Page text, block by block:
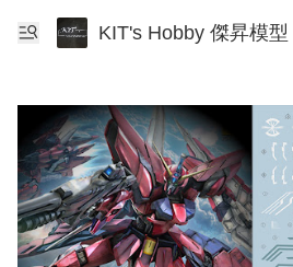
KIT's Hobby 傑昇模型